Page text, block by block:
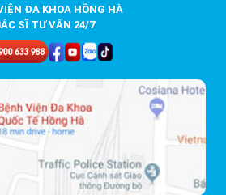
ĐA KHOA HỒNG HÀ
SĨ TƯ VẤN 24/7